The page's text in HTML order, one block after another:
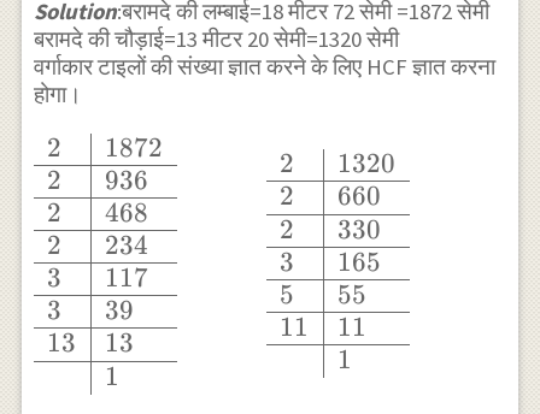
\hline 5 & 5
\\ \hline & 1
\end{array}
\\
2048=2^{11}
\\ 960=2^{6}
\times 3
\times 5 \\
\text { HCF
}=2^{6}=64
Solution:बरामदे की लम्बाई=18 मीटर 72 सेमी =1872 सेमी
बरामदे की चौड़ाई=13 मीटर 20 सेमी=1320 सेमी
वर्गाकार टाइलों की संख्या ज्ञात करने के लिए HCF ज्ञात करना
होगा।
\begin{array}
{l|l} 2 & 1872
\\ \hline 2 &
936 \\ \hline
2 & 468 \\
\hline 2 & 234
\\ \hline 3 &
117 \\ \hline
2
2
2
2
3
3
13
1872
936
468
234
117
39
13
1
2
2
2
3
5
11
1320
660
330
165
55
11
1